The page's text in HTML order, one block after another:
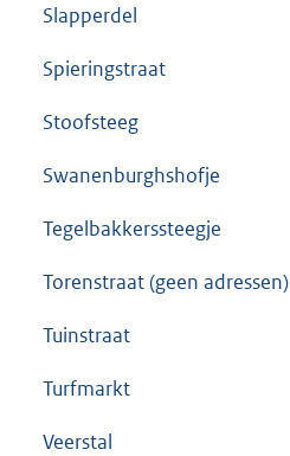
Slapperdel
Spieringstraat
Stoofsteeg
Swanenburghshofje
Tegelbakkerssteegje
Torenstraat (geen adressen)
Tuinstraat
Turfmarkt
Veerstal